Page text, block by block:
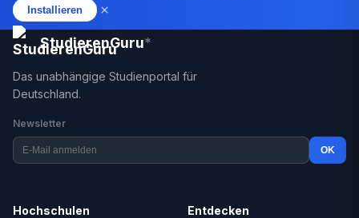
Installieren
×
StudierenGuru*
Das unabhängige Studienportal für
Deutschland.
Newsletter
OK
Hochschulen Entdecken